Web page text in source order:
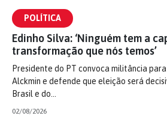
POLÍTICA
Edinho Silva: ‘Ninguém tem a
transformação que nós temos’
Presidente do PT convoca militância
Alckmin e defende que eleição será
Brasil e do…
02/08/2026